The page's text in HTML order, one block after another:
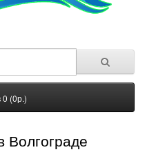
0 (0р.)
Волгограде